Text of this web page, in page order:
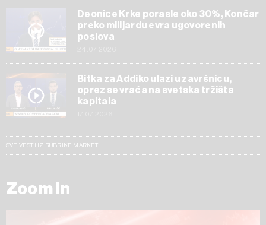
Deonice Krke porasle oko 30%, Končar
preko milijardu evra ugovorenih
poslova
Bitka za Addiko ulazi u završnicu,
oprez se vraća na svetska tržišta
kapitala
SVE VESTI IZ RUBRIKE MARKET
Zoom In